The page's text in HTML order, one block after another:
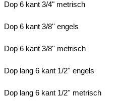
Dop 6 kant 3/4" metrisch
Dop 6 kant 3/8'' engels
Dop 6 kant 3/8'' metrisch
Dop lang 6 kant 1/2'' engels
Dop lang 6 kant 1/2'' metrisch